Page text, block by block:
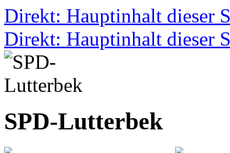
Direkt: Hauptinhalt dieser
Direkt: Hauptinhalt dieser
SPD-Lutterbek